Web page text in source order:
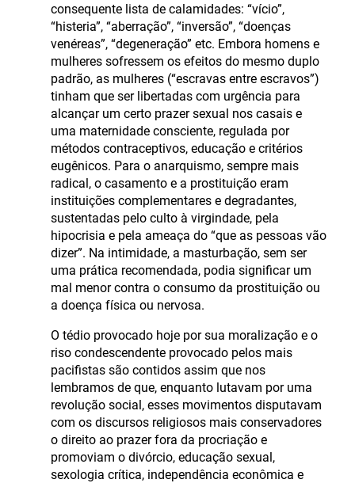
consequente lista de calamidades: “vício”,
“histeria”, “aberração”, “inversão”, “doenças
venéreas”, “degeneração” etc. Embora homens e
mulheres sofressem os efeitos do mesmo duplo
padrão, as mulheres (“escravas entre escravos”)
tinham que ser libertadas com urgência para
alcançar um certo prazer sexual nos casais e
uma maternidade consciente, regulada por
métodos contraceptivos, educação e critérios
eugênicos. Para o anarquismo, sempre mais
radical, o casamento e a prostituição eram
instituições complementares e degradantes,
sustentadas pelo culto à virgindade, pela
hipocrisia e pela ameaça do “que as pessoas vão
dizer”. Na intimidade, a masturbação, sem ser
uma prática recomendada, podia significar um
mal menor contra o consumo da prostituição ou
a doença física ou nervosa.
O tédio provocado hoje por sua moralização e o
riso condescendente provocado pelos mais
pacifistas são contidos assim que nos
lembramos de que, enquanto lutavam por uma
revolução social, esses movimentos disputavam
com os discursos religiosos mais conservadores
o direito ao prazer fora da procriação e
promoviam o divórcio, educação sexual,
sexologia crítica, independência econômica e